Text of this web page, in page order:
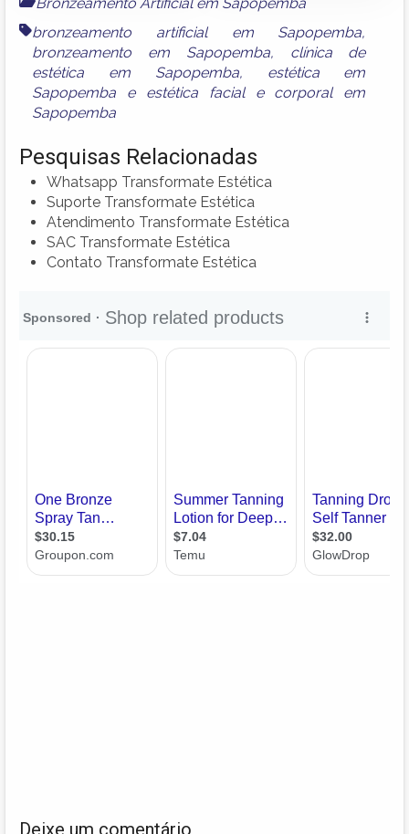
bronzeamento artificial em Sapopemba,
bronzeamento em Sapopemba, clínica de
estética em Sapopemba, estética em
Sapopemba e estética facial e corporal em
Sapopemba
Pesquisas Relacionadas
Whatsapp Transformate Estética
Suporte Transformate Estética
Atendimento Transformate Estética
SAC Transformate Estética
Contato Transformate Estética
Deixe um comentário